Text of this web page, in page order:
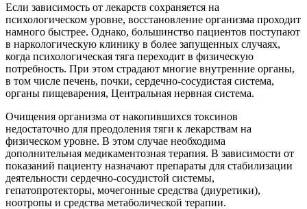
Если зависимость от лекарств сохраняется на
психологическом уровне, восстановление организма проходит
намного быстрее. Однако, большинство пациентов поступают
в наркологическую клинику в более запущенных случаях,
когда психологическая тяга переходит в физическую
потребность. При этом страдают многие внутренние органы,
в том числе печень, почки, сердечно-сосудистая система,
органы пищеварения, Центральная нервная система.
Очищения организма от накопившихся токсинов
недостаточно для преодоления тяги к лекарствам на
физическом уровне. В этом случае необходима
дополнительная медикаментозная терапия. В зависимости от
показаний пациенту назначают препараты для стабилизации
деятельности сердечно-сосудистой системы,
гепатопротекторы, мочегонные средства (диуретики),
ноотропы и средства метаболической терапии.